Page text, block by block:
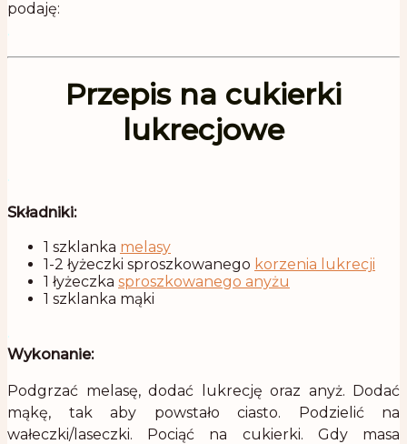
podaję:
.
Przepis na cukierki
lukrecjowe
.
Składniki:
1 szklanka melasy
1-2 łyżeczki sproszkowanego korzenia lukrecji
1 łyżeczka sproszkowanego anyżu
1 szklanka mąki
.
Wykonanie:
Podgrzać melasę, dodać lukrecję oraz anyż. Dodać
mąkę, tak aby powstało ciasto. Podzielić na
wałeczki/laseczki. Pociąć na cukierki. Gdy masa